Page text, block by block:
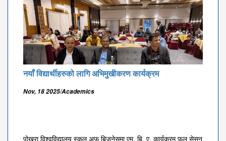
नयाँ विद्यार्थीहरुको लागि अभिमुखीकरण कार्यक्रम
Nov, 18 2025/Academics
पोखरा विश्वविद्यालय स्कूल अफ बिजनेसमा एम. बि. ए. कार्यक्रम फल सेसन